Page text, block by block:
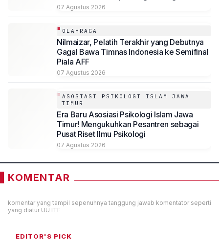
Potensi Desa
07 Agustus 2026
OLAHRAGA
Nilmaizar, Pelatih Terakhir yang Debutnya
Gagal Bawa Timnas Indonesia ke Semifinal
Piala AFF
07 Agustus 2026
ASOSIASI PSIKOLOGI ISLAM JAWA
TIMUR
Era Baru Asosiasi Psikologi Islam Jawa
Timur! Mengukuhkan Pesantren sebagai
Pusat Riset Ilmu Psikologi
07 Agustus 2026
KOMENTAR
komentar yang tampil sepenuhnya tanggung jawab komentator seperti
yang diatur UU ITE
EDITOR'S PICK